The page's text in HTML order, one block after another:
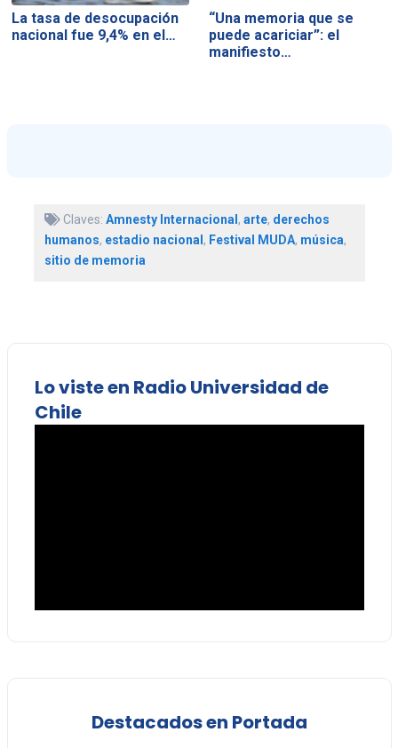
La tasa de desocupación
nacional fue 9,4% en el…
“Una memoria que se
puede acariciar”: el
manifiesto…
Claves: Amnesty Internacional , arte, derechos
humanos, estadio nacional , Festival MUDA, música,
sitio de memoria
Lo viste en Radio Universidad de
Chile
Destacados en Portada